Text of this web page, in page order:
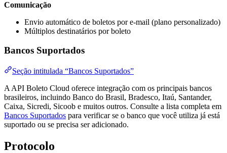
Comunicação
Envio automático de boletos por e-mail (plano personalizado)
Múltiplos destinatários por boleto
Bancos Suportados
Seção intitulada “Bancos Suportados”
A API Boleto Cloud oferece integração com os principais bancos
brasileiros, incluindo Banco do Brasil, Bradesco, Itaú, Santander,
Caixa, Sicredi, Sicoob e muitos outros. Consulte a lista completa em
Bancos Suportados para verificar se o banco que você utiliza já está
suportado ou se precisa ser adicionado.
Protocolo